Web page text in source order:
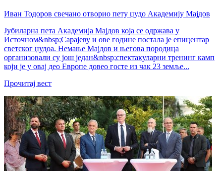
Иван Тодоров свечано отворио пету џудо Академију Мајдов
Јубиларна пета Академија Мајдов која се одржава у
Источном&nbsp;Сарајеву и ове године постала је епицентар
светског џудоа. Немање Мајдов и његова породица
организовали су још један&nbsp;спектакуларни тренинг камп
који је у овај део Европе довео госте из чак 23 земље...
Прочитај вест